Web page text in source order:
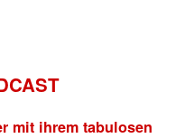
mit ihrem tabulosen